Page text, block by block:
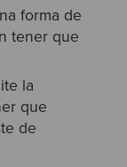
forma de
tener que
la
que
de